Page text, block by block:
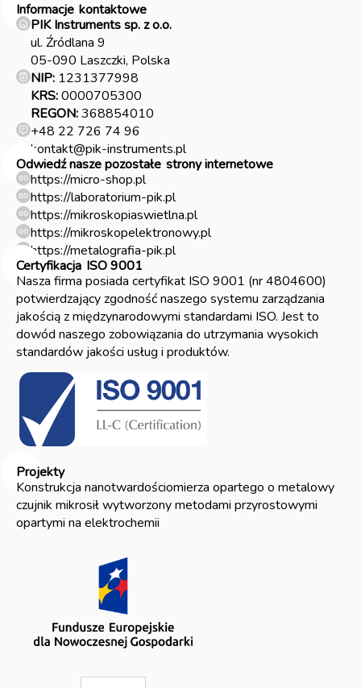
Informacje kontaktowe
PIK Instruments sp. z o.o.
ul. Źródlana 9
05-090 Laszczki, Polska
NIP: 1231377998
KRS:0000705300
REGON:368854010
+48 22 726 74 96
kontakt@pik-instruments.pl
Odwiedź nasze pozostałe strony internetowe
https://micro-shop.pl
https://laboratorium-pik.pl
https://mikroskopiaswietlna.pl
https://mikroskopelektronowy.pl
https://metalografia-pik.pl
Certyfikacja ISO 9001
Nasza firma posiada certyfikat ISO 9001 (nr 4804600)
potwierdzający zgodność naszego systemu zarządzania
jakością z międzynarodowymi standardami ISO. Jest to
dowód naszego zobowiązania do utrzymania wysokich
standardów jakości usług i produktów.
Projekty
Konstrukcja nanotwardościomierza opartego o metalowy
czujnik mikrosił wytworzony metodami przyrostowymi
opartymi na elektrochemii